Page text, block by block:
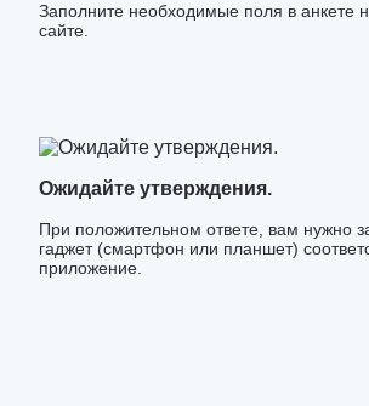
Заполните необходимые поля в анкете
сайте.
Ожидайте утверждения.
При положительном ответе, вам нужно
гаджет (смартфон или планшет)
приложение.